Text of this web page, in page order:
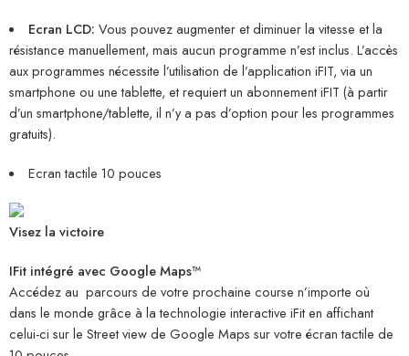
Ecran LCD: Vous pouvez augmenter et diminuer la vitesse et la
résistance manuellement, mais aucun programme n’est inclus. L’accès
aux programmes nécessite l’utilisation de l’application iFIT, via un
smartphone ou une tablette, et requiert un abonnement iFIT (à partir
d’un smartphone/tablette, il n’y a pas d’option pour les programmes
gratuits).
Ecran tactile 10 pouces
Visez la victoire
IFit intégré avec Google Maps™
Accédez au parcours de votre prochaine course n’importe où
dans le monde grâce à la technologie interactive iFit en affichant
celui-ci sur le Street view de Google Maps sur votre écran tactile de